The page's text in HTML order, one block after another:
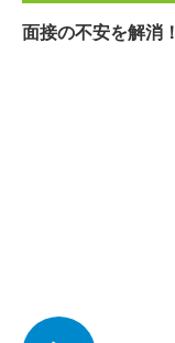
面接の不安を解消